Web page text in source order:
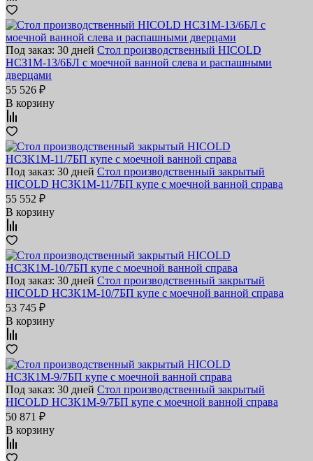
Под заказ: 30 дней Стол производственный HICOLD
НСЗ1М-13/6БЛ с моечной ванной слева и распашными
дверцами
55 526 ₽
В корзину
Под заказ: 30 дней Стол производственный закрытый
HICOLD НСЗК1М-11/7БП купе с моечной ванной справа
55 552 ₽
В корзину
Под заказ: 30 дней Стол производственный закрытый
HICOLD НСЗК1М-10/7БП купе с моечной ванной справа
53 745 ₽
В корзину
Под заказ: 30 дней Стол производственный закрытый
HICOLD НСЗК1М-9/7БП купе с моечной ванной справа
50 871 ₽
В корзину